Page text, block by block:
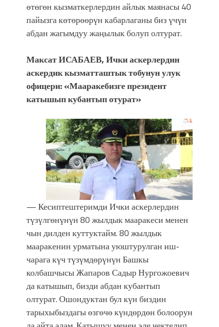
өтөгөн кызматкерлердин айлык маянасы 40
пайызга көтөрөөрүн кабарлаганы биз үчүн
абдан жагымдуу жаңылык болуп олтурат.
Максат ИСАБАЕВ, Ички аскерлердин
аскердик кызматташтык тобунун улук
офицери: «Мааракебизге президент
катышып кубантып отурат»
— Кесиптештеримди Ички аскерлердин
түзүлгөнүнүн 80 жылдык мааракеси менен
чын дилден куттуктайм. 80 жылдык
мааракенин урматына уюштурулган иш-
чарага күч түзүмдөрүнүн Башкы
колбашчысы Жапаров Садыр Нургожоевич
да катышып, бизди абдан кубантып
олтурат. Ошондуктан бул күн биздин
тарыхыбыздагы өзгөчө күндөрдөн болоорун